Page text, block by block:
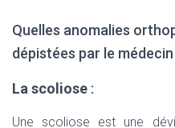
Quelles anomalies
dépistées par le
La scoliose :
Une scoliose est une